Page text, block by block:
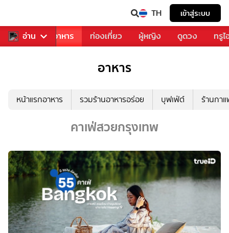
TH เข้าสู่ระบบ
อ่าน
การเพลง อาหาร ท่องเที่ยว ผู้หญิง ดูดวง ทรู
อาหาร
หน้าแรกอาหาร รวมร้านอาหารอร่อย บุฟเฟ่ต์ ร้านกา
คาเฟ่สวยกรุงเทพ